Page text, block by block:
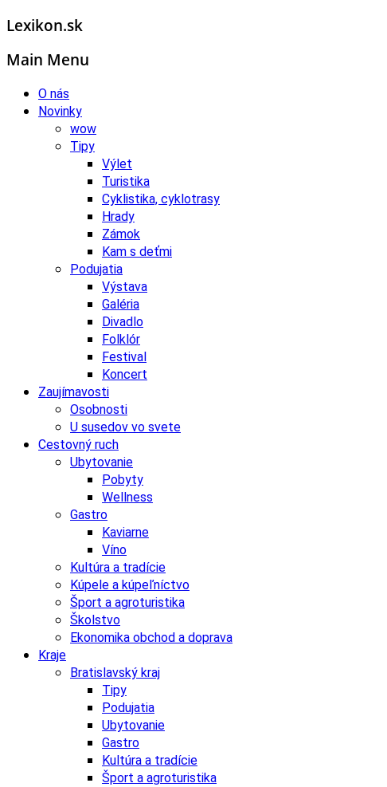
Lexikon.sk
Main Menu
O nás
Novinky
wow
Tipy
Výlet
Turistika
Cyklistika, cyklotrasy
Hrady
Zámok
Kam s deťmi
Podujatia
Výstava
Galéria
Divadlo
Folklór
Festival
Koncert
Zaujímavosti
Osobnosti
U susedov vo svete
Cestovný ruch
Ubytovanie
Pobyty
Wellness
Gastro
Kaviarne
Víno
Kultúra a tradície
Kúpele a kúpeľníctvo
Šport a agroturistika
Školstvo
Ekonomika obchod a doprava
Kraje
Bratislavský kraj
Tipy
Podujatia
Ubytovanie
Gastro
Kultúra a tradície
Šport a agroturistika